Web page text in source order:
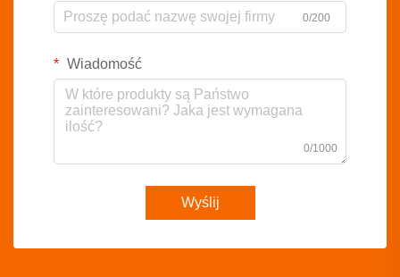
0/200
Wiadomość
0/1000
Wyślij